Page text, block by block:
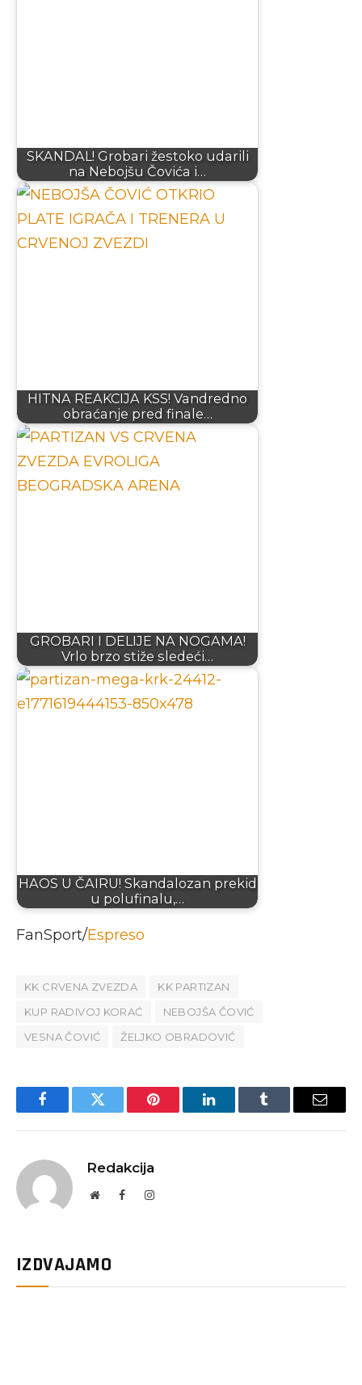
SKANDAL! Grobari žestoko udarili
na Nebojšu Čovića i…
HITNA REAKCIJA KSS! Vandredno
obraćanje pred finale…
GROBARI I DELIJE NA NOGAMA!
Vrlo brzo stiže sledeći…
HAOS U ČAIRU! Skandalozan prekid
u polufinalu,…
FanSport/Espreso
KK CRVENA ZVEZDA
KK PARTIZAN
KUP RADIVOJ KORAĆ
NEBOJŠA ČOVIĆ
VESNA ČOVIĆ
ŽELJKO OBRADOVIĆ
FacebookTwitter Pinterest LinkedInTumblr Email
Redakcija
WebsiteFacebookInstagram
IZDVAJAMO